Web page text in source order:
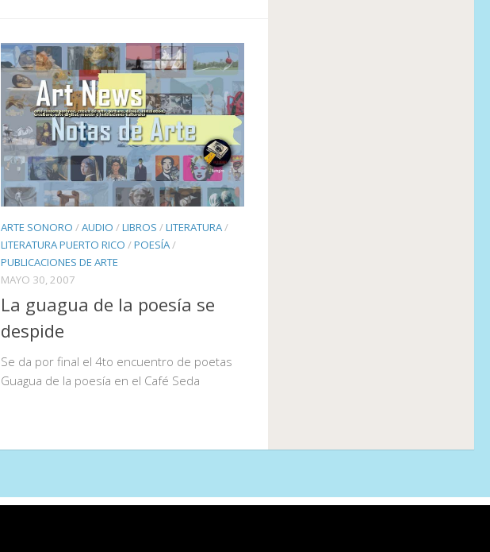
ARTE SONORO /AUDIO /LIBROS /LITERATURA/
LITERATURA PUERTO RICO /POESÍA/
PUBLICACIONES DE ARTE
MAYO 30, 2007
La guagua de la poesía se
despide
Se da por final el 4to encuentro de poetas
Guagua de la poesía en el Café Seda